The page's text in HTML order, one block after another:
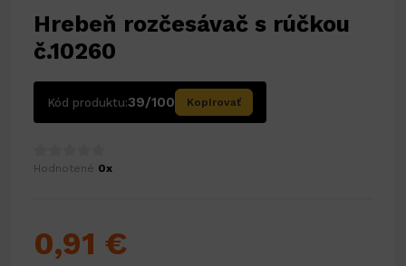
Hrebeň rozčesávač s rúčkou
č.10260
Kód produktu:39/100 Kopírovať
Hodnotené 0x
0,91 €